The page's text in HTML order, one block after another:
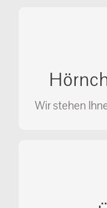
Wir stehen
Erste
Ihr
Wir